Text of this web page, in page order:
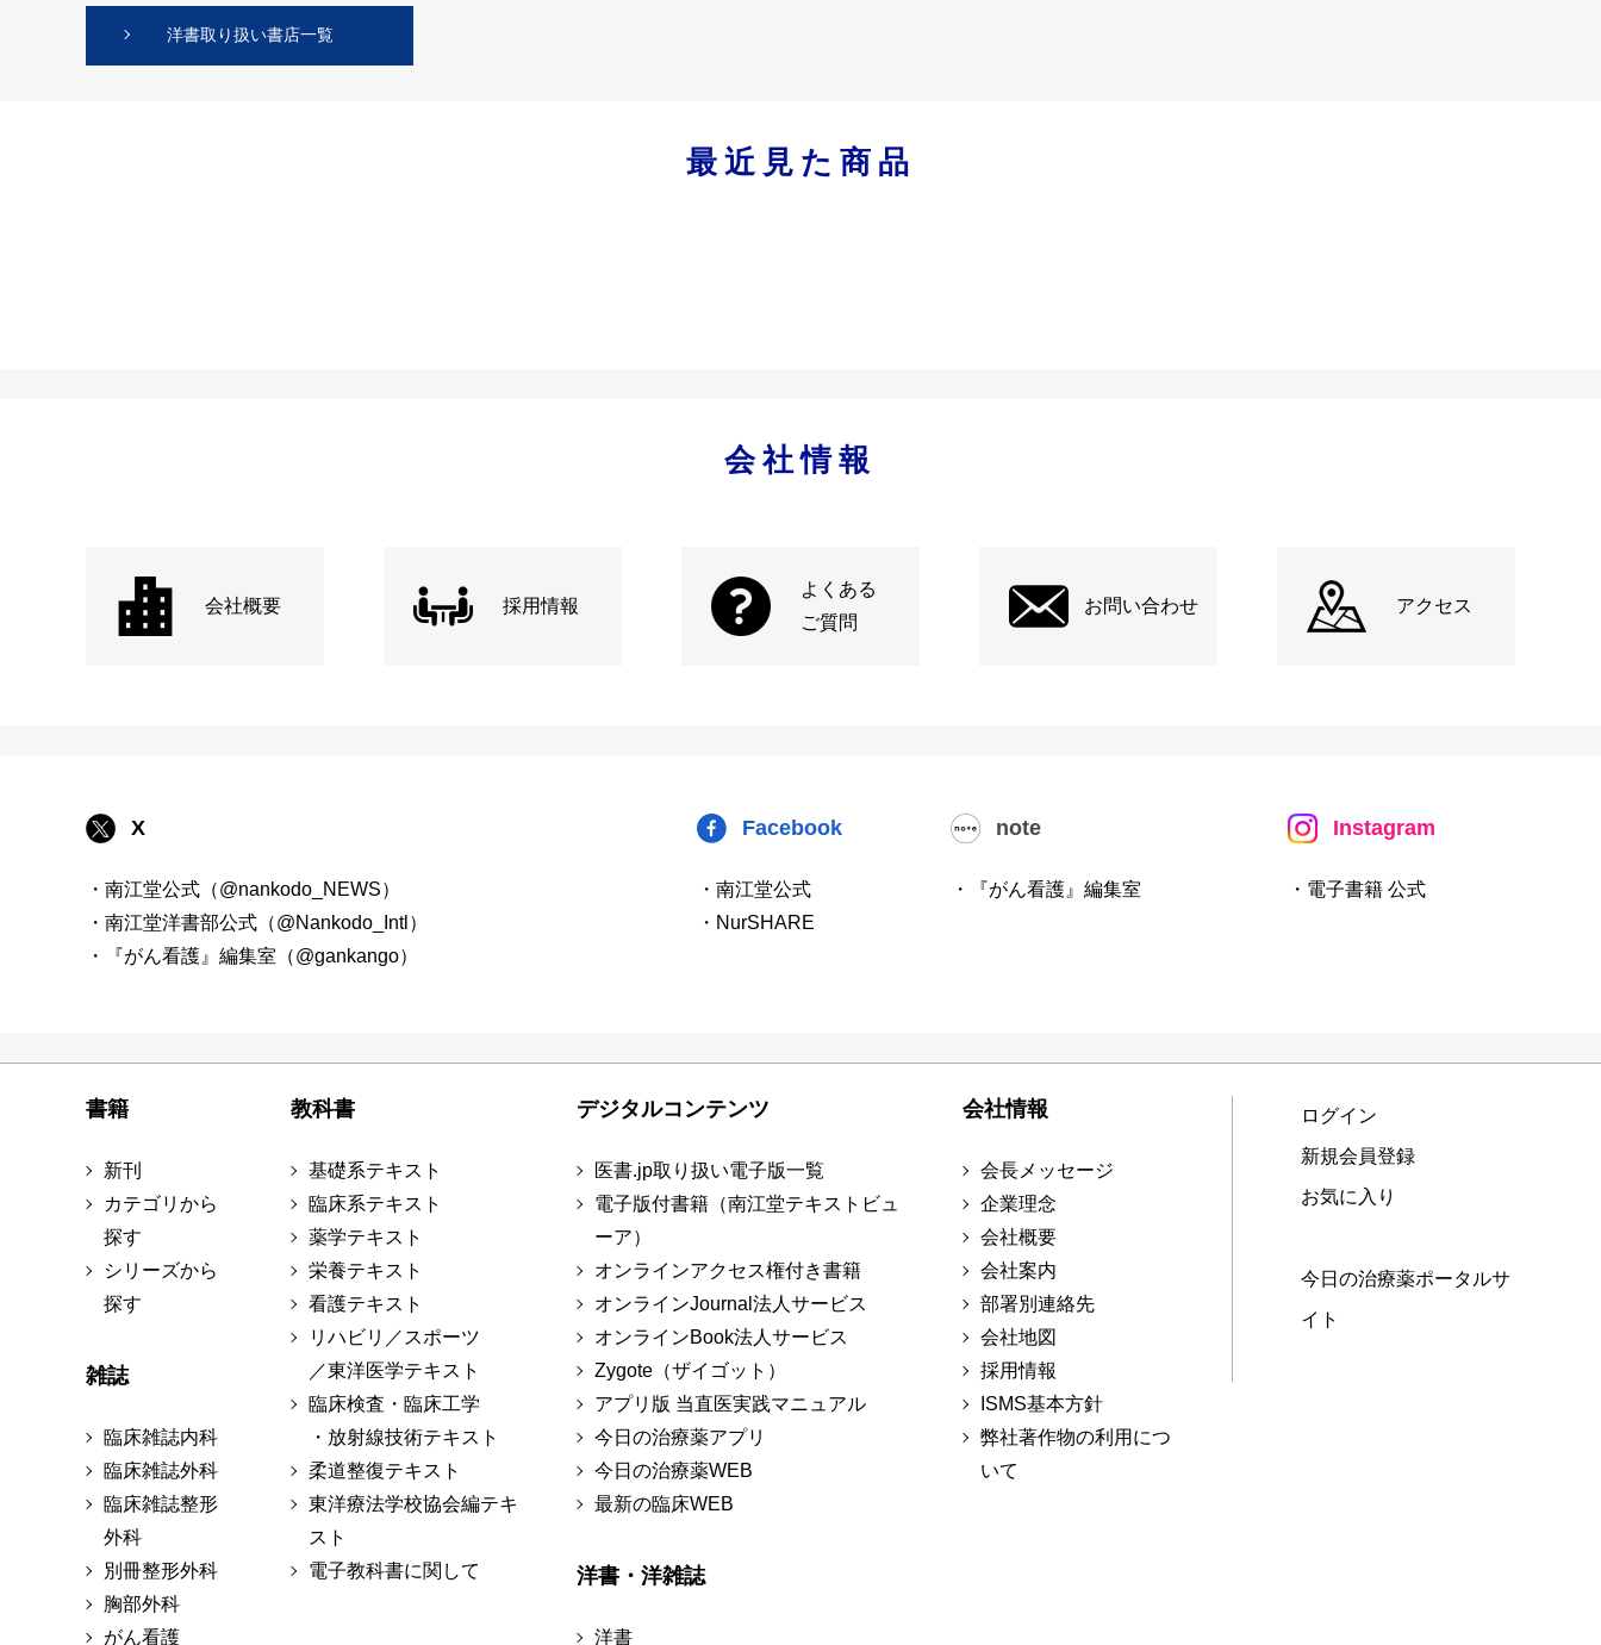
洋書取り扱い書店一覧
最近見た商品
会社情報
会社概要 採用情報
よくある
ご質問
お問い合わせ アクセス
X
・南江堂公式（@nankodo_NEWS）
・南江堂洋書部公式（@Nankodo_Intl）
・『がん看護』編集室（@gankango）
Facebook
・南江堂公式
・NurSHARE
note
・『がん看護』編集室
Instagram
・電子書籍 公式
書籍
新刊
カテゴリから
探す
シリーズから
探す
雑誌
臨床雑誌内科
臨床雑誌外科
臨床雑誌整形
外科
別冊整形外科
胸部外科
がん看護
教科書
基礎系テキスト
臨床系テキスト
薬学テキスト
栄養テキスト
看護テキスト
リハビリ／スポーツ
／東洋医学テキスト
臨床検査・臨床工学
・放射線技術テキスト
柔道整復テキスト
東洋療法学校協会編テキ
スト
電子教科書に関して
デジタルコンテンツ
医書.jp取り扱い電子版一覧
電子版付書籍（南江堂テキストビュ
ーア）
オンラインアクセス権付き書籍
オンラインJournal法人サービス
オンラインBook法人サービス
Zygote（ザイゴット）
アプリ版 当直医実践マニュアル
今日の治療薬アプリ
今日の治療薬WEB
最新の臨床WEB
洋書・洋雑誌
洋書
会社情報
会長メッセージ
企業理念
会社概要
会社案内
部署別連絡先
会社地図
採用情報
ISMS基本方針
弊社著作物の利用につ
いて
ログイン
新規会員登録
お気に入り
今日の治療薬ポータルサ
イト